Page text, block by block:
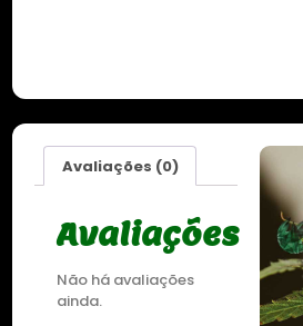
Avaliações (0)
Avaliações
Não há avaliações
ainda.